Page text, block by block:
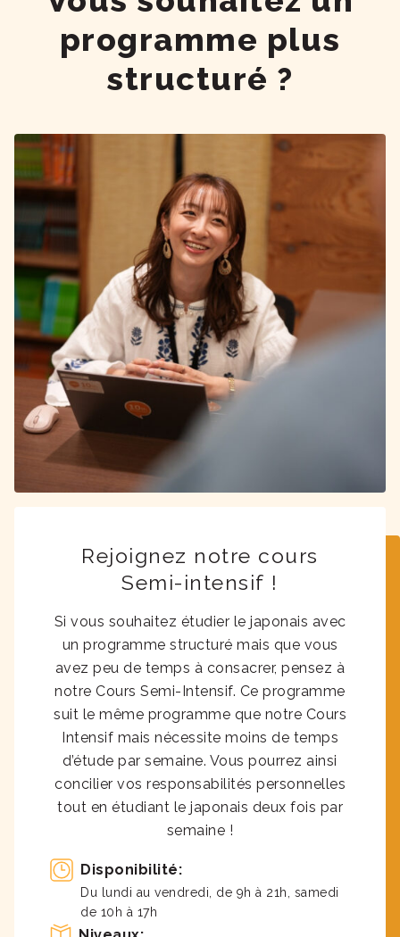
programme plus
structuré ?
Rejoignez notre cours
Semi-intensif !
Si vous souhaitez étudier le japonais avec
un programme structuré mais que vous
avez peu de temps à consacrer, pensez à
notre Cours Semi-Intensif. Ce programme
suit le même programme que notre Cours
Intensif mais nécessite moins de temps
d’étude par semaine. Vous pourrez ainsi
concilier vos responsabilités personnelles
tout en étudiant le japonais deux fois par
semaine !
Disponibilité:
Du lundi au vendredi, de 9h à 21h, samedi
de 10h à 17h